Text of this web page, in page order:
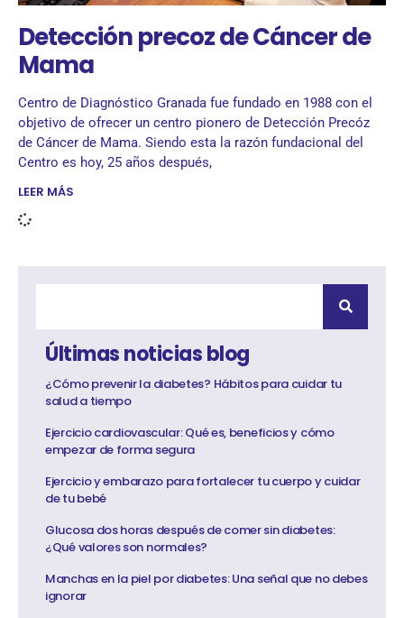
Detección precoz de Cáncer de
Mama
Centro de Diagnóstico Granada fue fundado en 1988 con el
objetivo de ofrecer un centro pionero de Detección Precóz
de Cáncer de Mama. Siendo esta la razón fundacional del
Centro es hoy, 25 años después,
LEER MÁS
Últimas noticias blog
¿Cómo prevenir la diabetes? Hábitos para cuidar tu
salud a tiempo
Ejercicio cardiovascular: Qué es, beneficios y cómo
empezar de forma segura
Ejercicio y embarazo para fortalecer tu cuerpo y cuidar
de tu bebé
Glucosa dos horas después de comer sin diabetes:
¿Qué valores son normales?
Manchas en la piel por diabetes: Una señal que no debes
ignorar